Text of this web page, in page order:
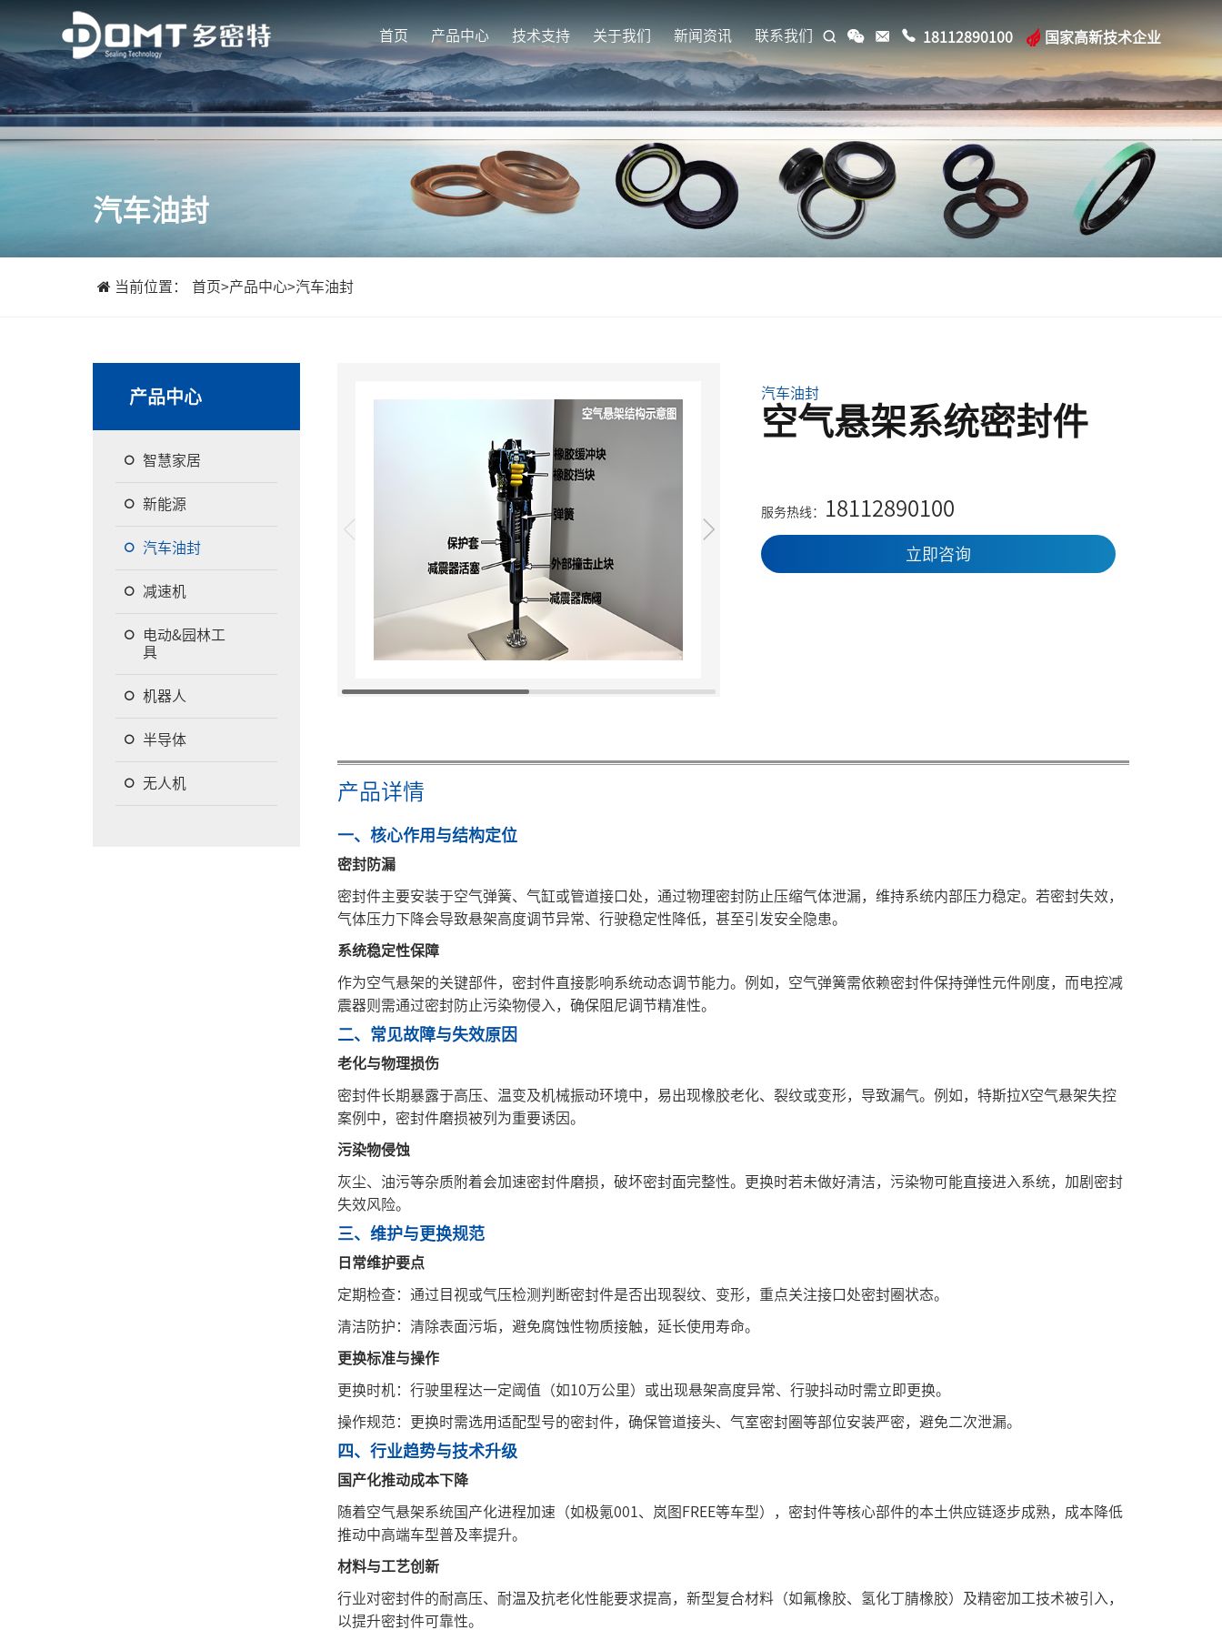
首页 产品中心 技术支持 关于我们 新闻资讯 联系我们 18112890100 国家高新技术企业
汽车油封
当前位置： 首页>产品中心>汽车油封
产品中心
智慧家居
新能源
汽车油封
减速机
电动&园林工
具
机器人
半导体
无人机
汽车油封
空气悬架系统密封件
服务热线： 18112890100
立即咨询
产品详情
一、‌核心作用与结构定位
‌密封防漏
密封件主要安装于空气弹簧、气缸或管道接口处，通过物理密封防止压缩气体泄漏，维持系统内部压力稳定‌。若密封失效，
气体压力下降会导致悬架高度调节异常、行驶稳定性降低，甚至引发安全隐患‌。
‌系统稳定性保障‌
作为空气悬架的关键部件，密封件直接影响系统动态调节能力。例如，空气弹簧需依赖密封件保持弹性元件刚度，而电控减
震器则需通过密封防止污染物侵入，确保阻尼调节精准性‌。
二、‌常见故障与失效原因
‌老化与物理损伤
密封件长期暴露于高压、温变及机械振动环境中，易出现橡胶老化、裂纹或变形，导致漏气‌。例如，特斯拉X空气悬架失控
案例中，密封件磨损被列为重要诱因‌。
‌污染物侵蚀‌
灰尘、油污等杂质附着会加速密封件磨损，破坏密封面完整性。更换时若未做好清洁，污染物可能直接进入系统，加剧密封
失效风险‌。
三、‌维护与更换规范
‌日常维护要点
‌定期检查‌：通过目视或气压检测判断密封件是否出现裂纹、变形，重点关注接口处密封圈状态‌。
‌清洁防护‌：清除表面污垢，避免腐蚀性物质接触，延长使用寿命‌。
‌更换标准与操作
‌更换时机‌：行驶里程达一定阈值（如10万公里）或出现悬架高度异常、行驶抖动时需立即更换‌。
‌操作规范‌：更换时需选用适配型号的密封件，确保管道接头、气室密封圈等部位安装严密，避免二次泄漏‌。
四、‌行业趋势与技术升级
‌国产化推动成本下降
随着空气悬架系统国产化进程加速（如极氪001、岚图FREE等车型），密封件等核心部件的本土供应链逐步成熟，成本降低
推动中高端车型普及率提升‌。
‌材料与工艺创新
行业对密封件的耐高压、耐温及抗老化性能要求提高，新型复合材料（如氟橡胶、氢化丁腈橡胶）及精密加工技术被引入，
以提升密封件可靠性‌。